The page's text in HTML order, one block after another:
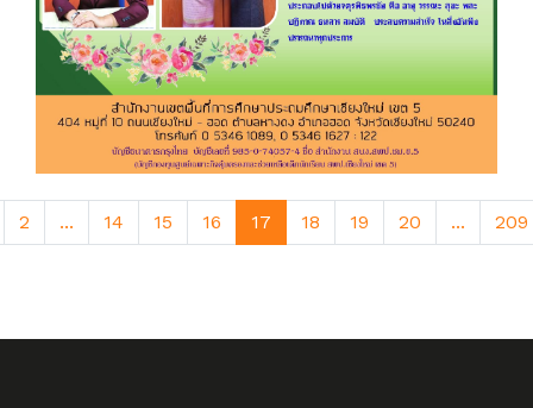
2 ... 14 15 16 17 18 19 20 ... 209